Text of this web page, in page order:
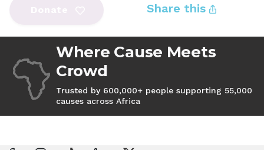
Share this
Where Cause Meets
Crowd
Trusted by 600,000+ people supporting 55,000
causes across Africa